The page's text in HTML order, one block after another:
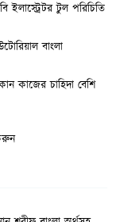
টুল পরিচিতি
বাংলা
কাজের চাহিদা বেশি